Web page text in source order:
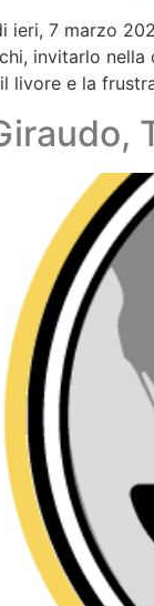
ieri, 7 marzo
invitarlo nella
livore e la